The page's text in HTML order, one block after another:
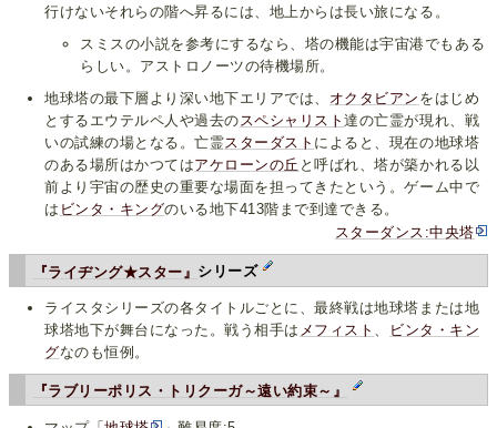
行けないそれらの階へ昇るには、地上からは長い旅になる。
スミスの小説を参考にするなら、塔の機能は宇宙港でもある
らしい。アストロノーツの待機場所。
地球塔の最下層より深い地下エリアでは、 オクタビアン をはじめ
とするエウテルペ人や過去のスペシャリスト達の亡霊が現れ、戦
いの試練の場となる。亡霊スターダスト によると、現在の地球塔
のある場所はかつてはアケローンの丘 と呼ばれ、塔が築かれる以
前より宇宙の歴史の重要な場面を担ってきたという。ゲーム中で
は ビンタ・キングのいる地下413階まで到達できる。
スターダンス:中央塔
『ライヂング★スター』 シリーズ
ライスタシリーズの各タイトルごとに、最終戦は地球塔または地
球塔地下が舞台になった。戦う相手は メフィスト
ビンタ・キン
グなのも恒例。
『ラブリーポリス・トリクーガ～遠い約束～』